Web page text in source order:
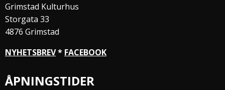
Grimstad Kulturhus
Storgata 33
4876 Grimstad
NYHETSBREV* FACEBOOK
ÅPNINGSTIDER